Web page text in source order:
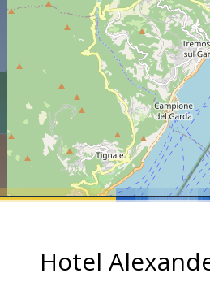
Hotel